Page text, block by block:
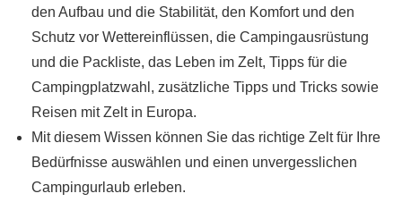
den Aufbau und die Stabilität, den Komfort und den
Schutz vor Wettereinflüssen, die Campingausrüstung
und die Packliste, das Leben im Zelt, Tipps für die
Campingplatzwahl, zusätzliche Tipps und Tricks sowie
Reisen mit Zelt in Europa.
Mit diesem Wissen können Sie das richtige Zelt für Ihre
Bedürfnisse auswählen und einen unvergesslichen
Campingurlaub erleben.